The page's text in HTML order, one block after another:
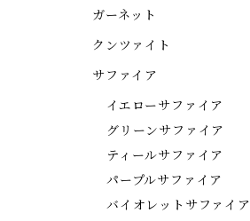
ガーネット
クンツァイト
サファイア
イエローサファイア
グリーンサファイア
ティールサファイア
パープルサファイア
バイオレットサファイア